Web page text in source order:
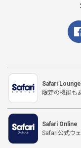
Safari
限定の機能も
Safari Online
Safari公式ウ